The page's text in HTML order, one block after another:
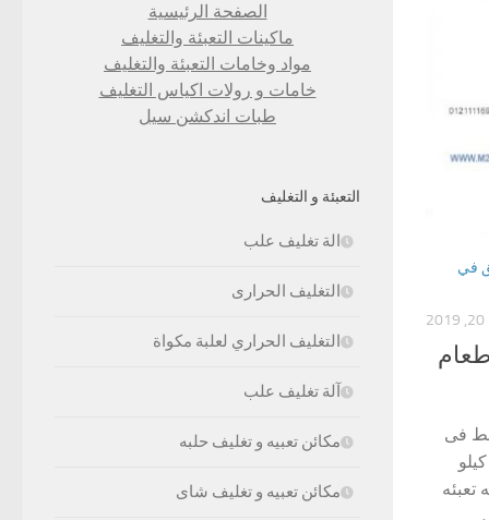
في
طعام
فى
واحد كيلو
الصفحة الرئيسية
ماكينات التعبئة والتغليف
مواد وخامات التعبئة والتغليف
خامات و رولات اكياس التغليف
طبات اندكشن سيل
التعبئة و التغليف
الة تغليف علب
التغليف الحرارى
التغليف الحراري لعلبة مكواة
آلة تغليف علب
مكائن تعبيه و تغليف حلبه
مكائن تعبيه و تغليف شاى